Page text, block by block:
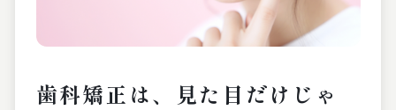
歯科矯正は、見た目だけじゃ